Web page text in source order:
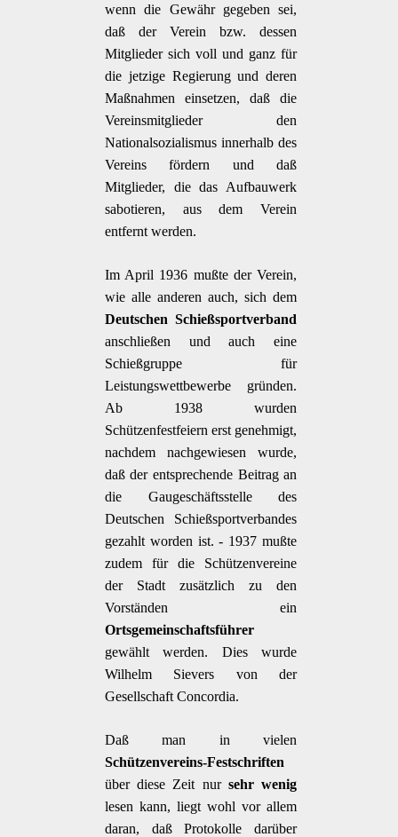
wenn die Gewähr gegeben sei,
daß der Verein bzw. dessen
Mitglieder sich voll und ganz für
die jetzige Regierung und deren
Maßnahmen einsetzen, daß die
Vereinsmitglieder den
Nationalsozialismus innerhalb des
Vereins fördern und daß
Mitglieder, die das Aufbauwerk
sabotieren, aus dem Verein
entfernt werden.
Im April 1936 mußte der Verein,
wie alle anderen auch, sich dem
Deutschen Schießsportverband
anschließen und auch eine
Schießgruppe für
Leistungswettbewerbe gründen.
Ab 1938 wurden
Schützenfestfeiern erst genehmigt,
nachdem nachgewiesen wurde,
daß der entsprechende Beitrag an
die Gaugeschäftsstelle des
Deutschen Schießsportverbandes
gezahlt worden ist. - 1937 mußte
zudem für die Schützenvereine
der Stadt zusätzlich zu den
Vorständen ein
Ortsgemeinschaftsführer
gewählt werden. Dies wurde
Wilhelm Sievers von der
Gesellschaft Concordia.
Daß man in vielen
Schützenvereins-Festschriften
über diese Zeit nur sehr wenig
lesen kann, liegt wohl vor allem
daran, daß Protokolle darüber